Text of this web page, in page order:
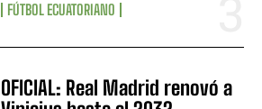
FÚTBOL ECUATORIANO
OFICIAL: Real Madrid renovó a